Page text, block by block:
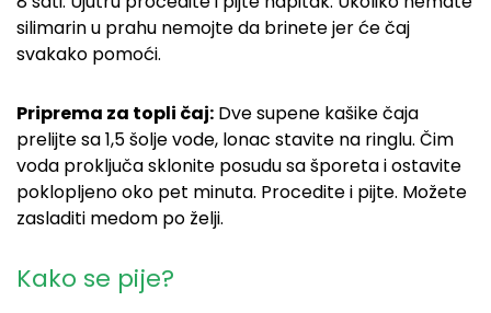
silimarin u prahu nemojte da brinete jer će čaj
svakako pomoći.
Priprema za topli čaj: Dve supene kašike čaja
prelijte sa 1,5 šolje vode, lonac stavite na ringlu. Čim
voda proključa sklonite posudu sa šporeta i ostavite
poklopljeno oko pet minuta. Procedite i pijte. Možete
zasladiti medom po želji.
Kako se pije?